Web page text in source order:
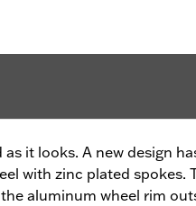
it looks. A new design
with zinc plated spokes.
aluminum wheel rim